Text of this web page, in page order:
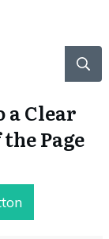
Clear
Page